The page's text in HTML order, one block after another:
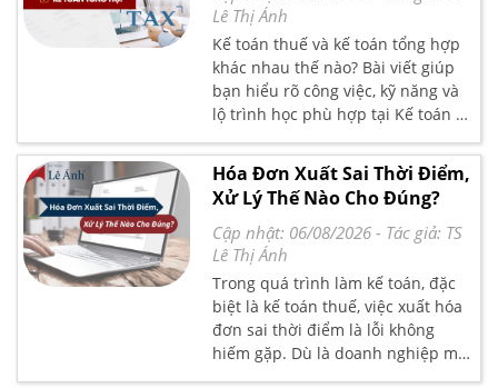
BHXH và bảo vệ quyền lợi cho
người lao động.
Lê Thị Ánh
Kế toán thuế và kế toán tổng hợp
khác nhau thế nào? Bài viết giúp
bạn hiểu rõ công việc, kỹ năng và
lộ trình học phù hợp tại Kế toán Lê
Ánh.
Hóa Đơn Xuất Sai Thời Điểm,
Xử Lý Thế Nào Cho Đúng?
Cập nhật: 06/08/2026 - Tác giả: TS
Lê Thị Ánh
Trong quá trình làm kế toán, đặc
biệt là kế toán thuế, việc xuất hóa
đơn sai thời điểm là lỗi không
hiếm gặp. Dù là doanh nghiệp mới
thành lập hay đã hoạt động lâu